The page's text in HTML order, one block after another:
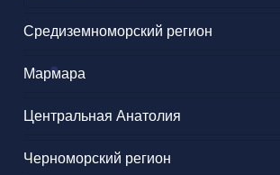
Средиземноморский регион
Мармара
Центральная Анатолия
Черноморский регион